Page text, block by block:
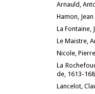
Arnauld,
Hamon,
La Fontaine,
Le Maistre,
Nicole,
La
de, 1613-
Lancelot,